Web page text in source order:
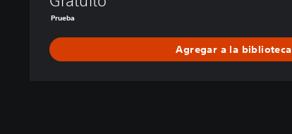
Prueba
Agregar a la biblioteca